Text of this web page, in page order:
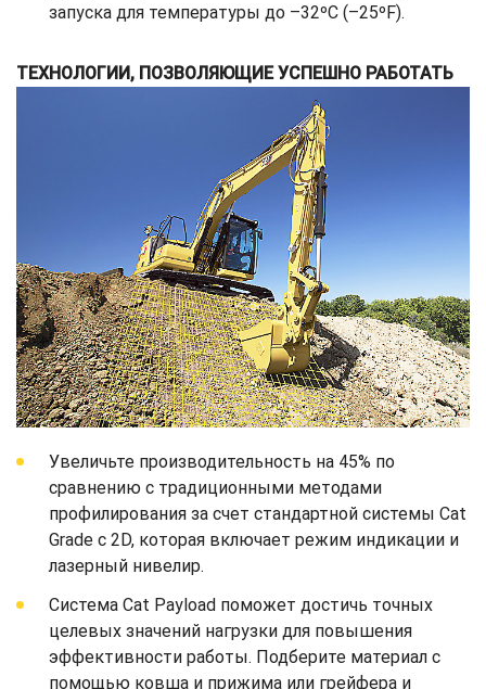
запуска для температуры до –32ºC (–25ºF).
ТЕХНОЛОГИИ, ПОЗВОЛЯЮЩИЕ УСПЕШНО РАБОТАТЬ
Увеличьте производительность на 45% по
сравнению с традиционными методами
профилирования за счет стандартной системы Cat
Grade с 2D, которая включает режим индикации и
лазерный нивелир.
Система Cat Payload поможет достичь точных
целевых значений нагрузки для повышения
эффективности работы. Подберите материал с
помощью ковша и прижима или грейфера и